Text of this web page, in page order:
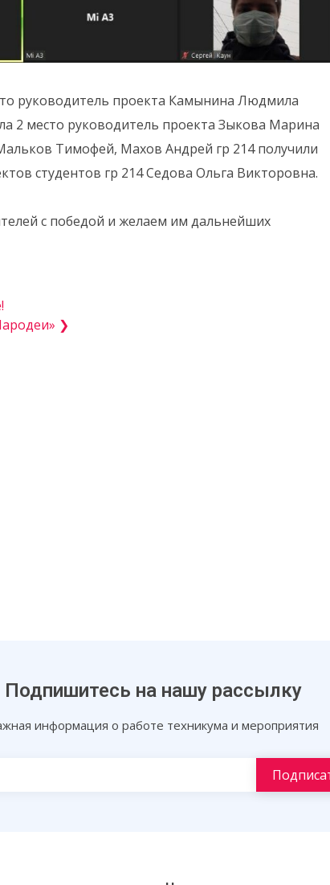
руководитель проекта Камынина Людмила
2 место руководитель проекта Зыкова Марина
Тимофей, Махов Андрей гр 214 получили
студентов гр 214 Седова Ольга Викторовна.
с победой и желаем им дальнейших
❯
Подпишитесь на нашу рассылку
информация о работе техникума и мероприятия